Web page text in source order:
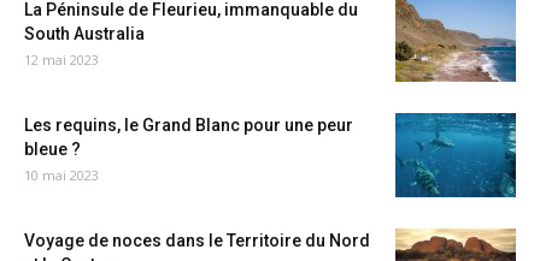
La Péninsule de Fleurieu, immanquable du
South Australia
12 mai 2023
Les requins, le Grand Blanc pour une peur
bleue ?
10 mai 2023
Voyage de noces dans le Territoire du Nord